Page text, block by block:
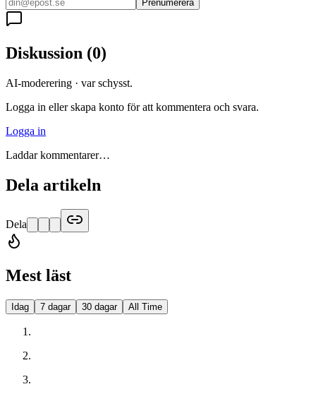
Prenumerera
Diskussion (0)
AI-moderering · var schysst.
Logga in eller skapa konto för att kommentera och svara.
Logga in
Laddar kommentarer…
Dela artikeln
Dela
Mest läst
Idag 7 dagar 30 dagar All Time